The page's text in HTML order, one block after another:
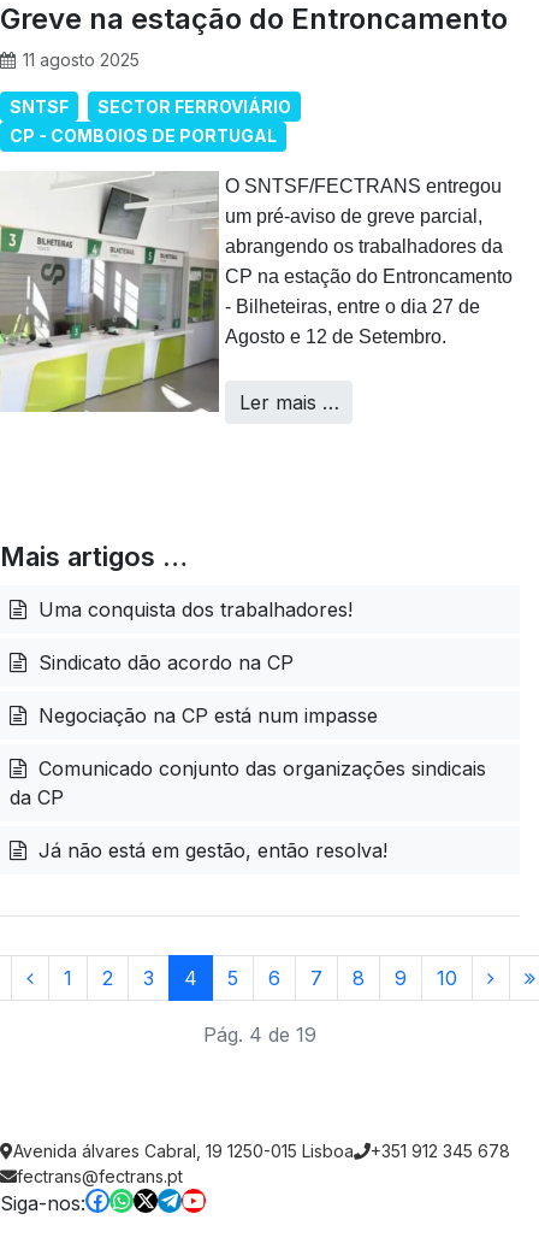
Greve na estação do Entroncamento
11 agosto 2025
SNTSF
SECTOR FERROVIÁRIO
CP - COMBOIOS DE PORTUGAL
O SNTSF/FECTRANS entregou
um pré-aviso de greve parcial,
abrangendo os trabalhadores da
CP na estação do Entroncamento
- Bilheteiras, entre o dia 27 de
Agosto e 12 de Setembro.
Ler mais …
Mais artigos …
Uma conquista dos trabalhadores!
Sindicato dão acordo na CP
Negociação na CP está num impasse
Comunicado conjunto das organizações sindicais
da CP
Já não está em gestão, então resolva!
1 2 3 4 5 6 7 8 9 10
Pág. 4 de 19
Avenida álvares Cabral, 19 1250-015 Lisboa
+351 912 345 678
fectrans@fectrans.pt
Siga-nos: